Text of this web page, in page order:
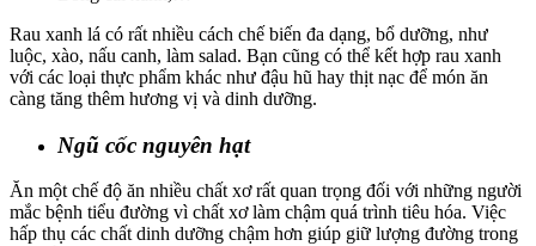
Rau xanh lá có rất nhiều cách chế biến đa dạng, bổ dưỡng, như
luộc, xào, nấu canh, làm salad. Bạn cũng có thể kết hợp rau xanh
với các loại thực phẩm khác như đậu hũ hay thịt nạc để món ăn
càng tăng thêm hương vị và dinh dưỡng.
Ngũ cốc nguyên hạt
Ăn một chế độ ăn nhiều chất xơ rất quan trọng đối với những người
mắc bệnh tiểu đường vì chất xơ làm chậm quá trình tiêu hóa. Việc
hấp thụ các chất dinh dưỡng chậm hơn giúp giữ lượng đường trong